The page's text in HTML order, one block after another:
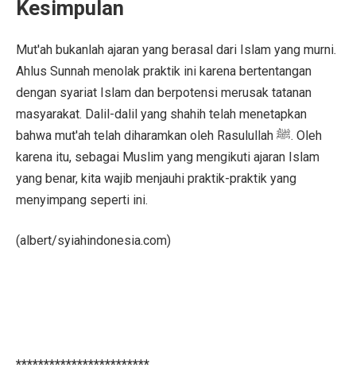
Kesimpulan
Mut'ah bukanlah ajaran yang berasal dari Islam yang murni.
Ahlus Sunnah menolak praktik ini karena bertentangan
dengan syariat Islam dan berpotensi merusak tatanan
masyarakat. Dalil-dalil yang shahih telah menetapkan
bahwa mut'ah telah diharamkan oleh Rasulullah ﷺ. Oleh
karena itu, sebagai Muslim yang mengikuti ajaran Islam
yang benar, kita wajib menjauhi praktik-praktik yang
menyimpang seperti ini.
(albert/syiahindonesia.com)
************************